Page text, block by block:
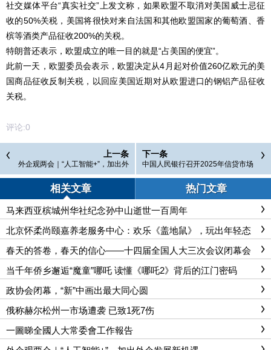
社交媒体平台“真实社交”上发文称，如果欧盟不取消对美国威士忌征
收的50%关税，美国将很快对来自法国和其他欧盟国家的葡萄酒、香
槟等酒类产品征收200%的关税。
特朗普还表示，欧盟成立的唯一目的就是“占美国的便宜”。
此前一天，欧盟委员会表示，欧盟决定从4月起对价值260亿欧元的美
国商品征收反制关税，以回应美国近期对从欧盟进口的钢铝产品征收
关税。
评论:0
上一条
外企观两会｜“人工智能+”，加出外
企发展新机遇
下一条
中国人民银行召开2025年信贷市场
工作会议
相关文章 热门文章
马来西亚槟城州华社纪念孙中山逝世一百周年
北京怀柔尚颐嘉养老服务中心：欢乐《盖地鼠》，玩出年轻态
春天的答卷，春天的信心——十四届全国人大三次会议闭幕会
侧记
当千年侨乡邂逅“魔童”哪吒 读懂《哪吒2》背后的江门密码
政协会闭幕，“新”中画出最大同心圆
俄称赫尔松州一市场遭袭 已致1死7伤
一圖睇全國人大常委會工作報告